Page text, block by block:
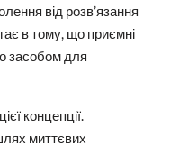
від розв’язання
в тому, що приємні
засобом для
концепції.
миттєвих